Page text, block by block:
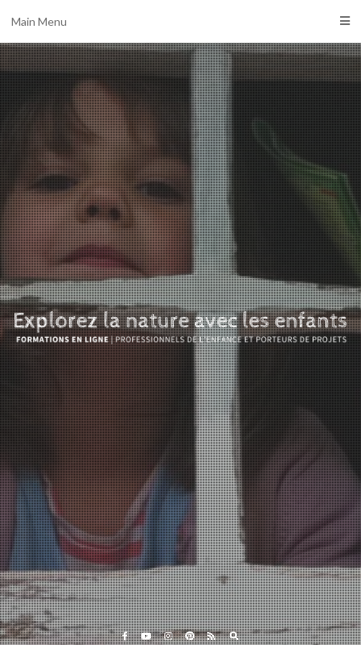
Eveil et Nature
Outils et Formations en ligne pour explorer la nature
avec les enfants
Main Menu